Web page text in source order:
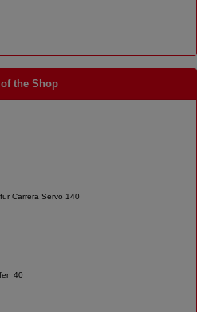
the Shop
Carrera Servo 140
40